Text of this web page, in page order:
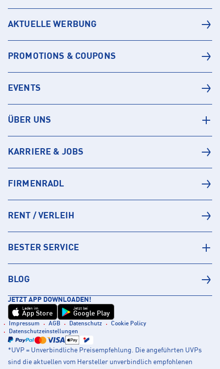
AKTUELLE WERBUNG
PROMOTIONS & COUPONS
EVENTS
ÜBER UNS
KARRIERE & JOBS
FIRMENRADL
RENT / VERLEIH
BESTER SERVICE
BLOG
JETZT APP DOWNLOADEN!
Laden im
App Store
Jetzt bei
Google Play
Impressum AGB Datenschutz
Cookie Policy
Datenschutzeinstellungen
*UVP = Unverbindliche Preisempfehlung. Die angeführten UVPs
sind die aktuellen vom Hersteller unverbindlich empfohlenen